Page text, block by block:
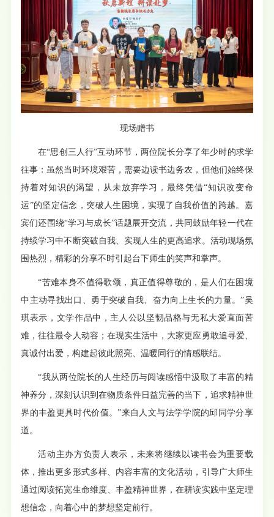
现场赠书
在“思创三人行”互动环节，两位院长分享了年少时的求学
往事：虽然当时环境艰苦，需要边读书边务农，但他们始终保
持着对知识的渴望，从未放弃学习，最终凭借“知识改变命
运”的坚定信念，突破人生困境，实现了自我价值的跨越。嘉
宾们还围绕“学习与成长”话题展开交流，共同鼓励年轻一代在
持续学习中不断突破自我、实现人生的更高追求。 活动现场氛
围热烈，精彩的分享不时引起台下师生的笑声和掌声。
“苦难本身不值得歌颂，真正值得尊敬的，是人们在困境
中主动寻找出口、勇于突破自我、奋力向上生长的力量。”吴
琪表示，文学作品中，主人公以坚韧品格与无私大爱直面苦
难，往往最令人动容；在现实生活中，大家更应勇敢追寻爱、
真诚付出爱，构建起彼此照亮、温暖同行的情感联结。
“我从两位院长的人生经历与阅读感悟中汲取了丰富的精
神养分，深刻认识到在物质条件日益完善的当下，追求精神世
界的丰盈更具时代价值。”来自人文与法学学院的邱同学分享
道。
活动主办方负责人表示，未来将继续以读书会为重要载
体，推出更多形式多样、内容丰富的文化活动，引导广大师生
通过阅读拓宽生命维度、丰盈精神世界，在耕读实践中坚定理
想信念，向着心中的梦想坚定前行。